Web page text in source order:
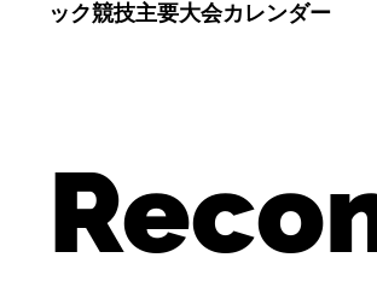
ック競技主要大会カレンダー